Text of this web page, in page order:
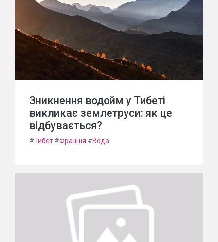
Зникнення водойм у Тибеті
викликає землетруси: як це
відбувається?
#Тибет #Франція #Вода